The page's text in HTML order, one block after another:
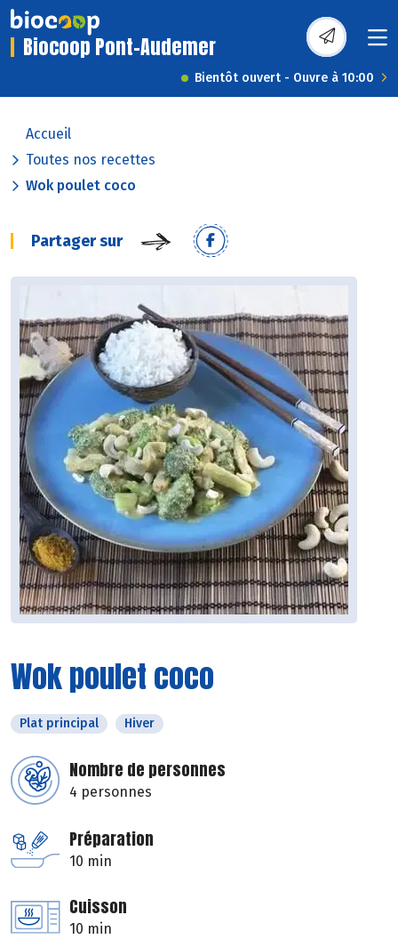
Biocoop Pont-Audemer
Bientôt ouvert - Ouvre à 10:00
Accueil
Toutes nos recettes
Wok poulet coco
Partager sur
Wok poulet coco
Plat principal Hiver
Nombre de personnes
4 personnes
Préparation
10 min
Cuisson
10 min